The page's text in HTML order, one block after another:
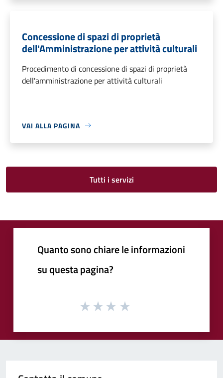
Concessione di spazi di proprietà
dell'Amministrazione per attività culturali
Procedimento di concessione di spazi di proprietà
dell'amministrazione per attività culturali
VAI ALLA PAGINA
Tutti i servizi
Quanto sono chiare le informazioni
su questa pagina?